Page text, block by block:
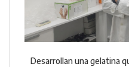
Desarrollan una gelatina